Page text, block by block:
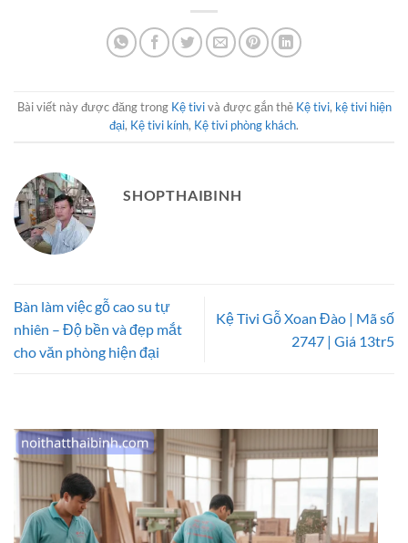
Bài viết này được đăng trong Kệ tivivà được gắn thẻ Kệ tivi, kệ tivi hiện
đại, Kệ tivi kính, Kệ tivi phòng khách.
SHOPTHAIBINH
Bàn làm việc gỗ cao su tự
nhiên – Độ bền và đẹp mắt
cho văn phòng hiện đại
Kệ Tivi Gỗ Xoan Đào | Mã số
2747 | Giá 13tr5